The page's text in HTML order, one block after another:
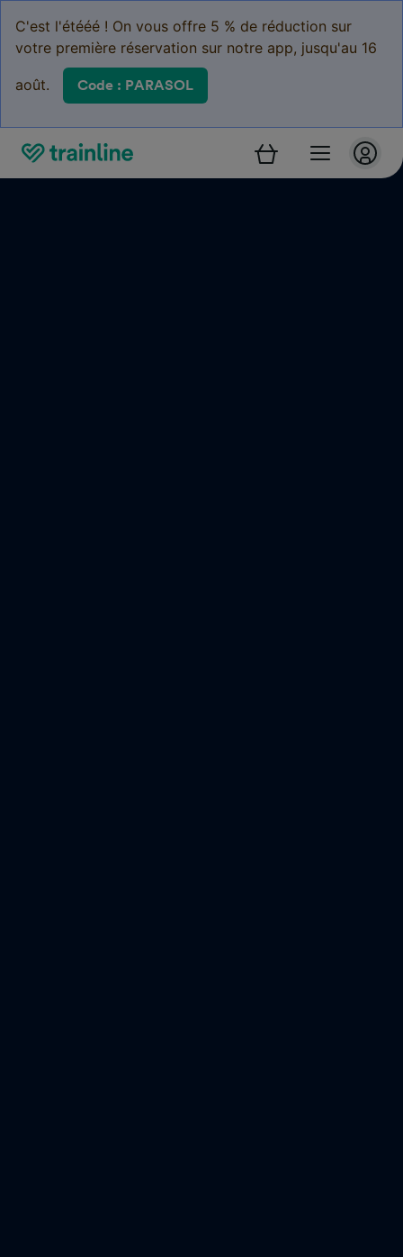
C'est l'étééé ! On vous offre 5 % de réduction sur
votre première réservation sur notre app, jusqu'au 16
août. Code : PARASOL